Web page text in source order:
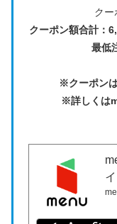
クー
クーポン額合計：
最低
※クーポン
※詳しくは